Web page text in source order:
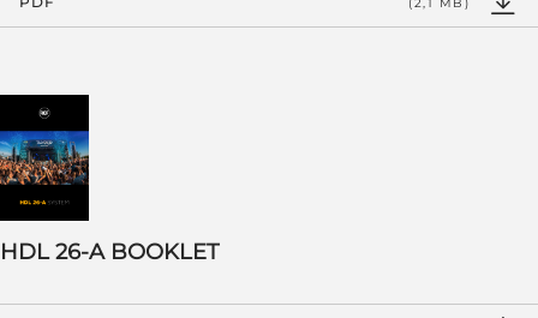
HDL 26-A BOOKLET